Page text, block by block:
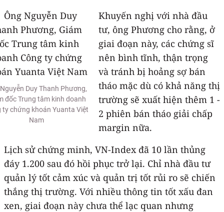
Duy Thanh Phương,
đốc Trung tâm kinh doanh
ty chứng khoán Yuanta Việt
Nam
Khuyến nghị với nhà đầu
tư, ông Phương cho rằng, ở
giai đoạn này, các chứng sĩ
nên bình tĩnh, thận trọng
và tránh bị hoảng sợ bán
tháo mặc dù có khả năng thị
trường sẽ xuất hiện thêm 1 -
2 phiên bán tháo giải chấp
margin nữa.
Lịch sử chứng minh, VN-Index đã 10 lần thủng
đáy 1.200 sau đó hồi phục trở lại. Chỉ nhà đầu tư
quản lý tốt cảm xúc và quản trị tốt rủi ro sẽ chiến
thắng thị trường. Với nhiều thông tin tốt xấu đan
xen, giai đoạn này chưa thể lạc quan nhưng